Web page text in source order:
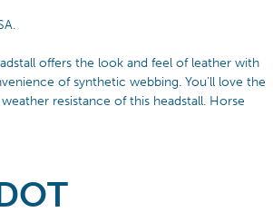
offers the look and feel of leather with
of synthetic webbing. You’ll love the
resistance of this headstall. Horse